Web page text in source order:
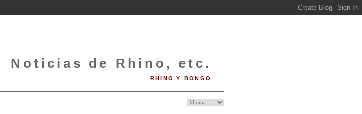
Noticias de Rhino, etc.
RHINO Y BONGO